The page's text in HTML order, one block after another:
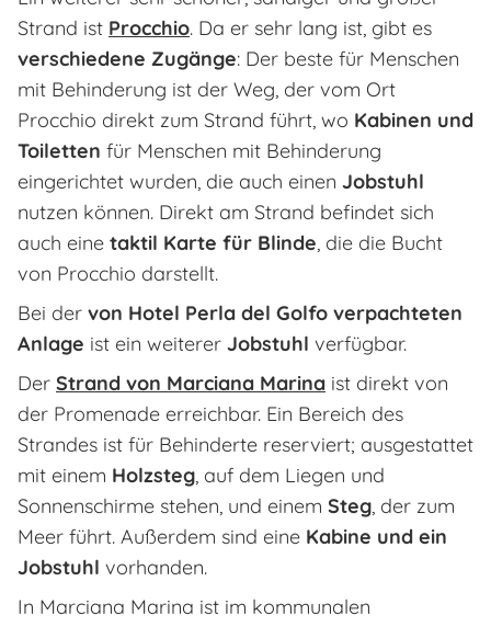
Strand ist Procchio. Da er sehr lang ist, gibt es
verschiedene Zugänge: Der beste für Menschen
mit Behinderung ist der Weg, der vom Ort
Procchio direkt zum Strand führt, wo Kabinen und
Toiletten für Menschen mit Behinderung
eingerichtet wurden, die auch einen Jobstuhl
nutzen können. Direkt am Strand befindet sich
auch eine taktil Karte für Blinde, die die Bucht
von Procchio darstellt.
Bei der von Hotel Perla del Golfo verpachteten
Anlage ist ein weiterer Jobstuhl verfügbar.
Der Strand von Marciana Marina ist direkt von
der Promenade erreichbar. Ein Bereich des
Strandes ist für Behinderte reserviert; ausgestattet
mit einem Holzsteg, auf dem Liegen und
Sonnenschirme stehen, und einem Steg, der zum
Meer führt. Außerdem sind eine Kabine und ein
Jobstuhl vorhanden.
In Marciana Marina ist im kommunalen